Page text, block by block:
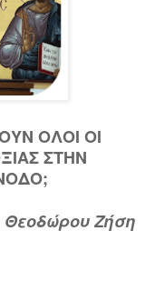
ΟΛΟΙ ΟΙ
ΣΤΗΝ
Θεοδώρου Ζήση